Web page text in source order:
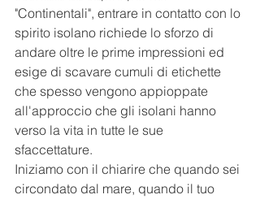
"Continentali", entrare in contatto con lo
spirito isolano richiede lo sforzo di
andare oltre le prime impressioni ed
esige di scavare cumuli di etichette
che spesso vengono appioppate
all'approccio che gli isolani hanno
verso la vita in tutte le sue
sfaccettature.
Iniziamo con il chiarire che quando sei
circondato dal mare, quando il tuo